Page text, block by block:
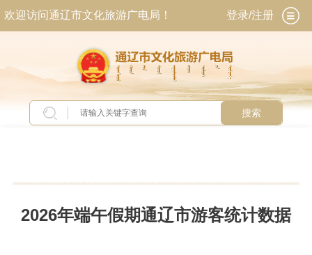
欢迎访问通辽市文化旅游广电局！ 登录/注册
搜索
当前位置：首页>政务公开>政府信息公开>法
2026年端午假期通辽市游客统计数据